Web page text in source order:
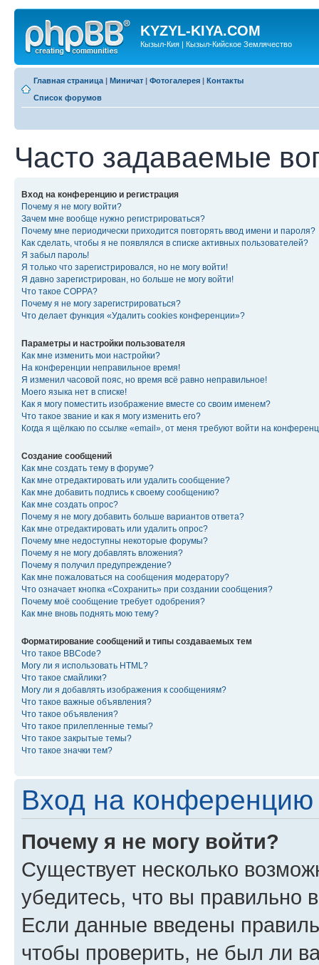
KYZYL-KIYA.COM
Кызыл-Кия | Кызыл-Кийское Землячество
Главная страница | Миничат | Фотогалерея | Контакты
Список форумов
Часто задаваемые
Вход на конференцию и регистрация
Почему я не могу войти?
Зачем мне вообще нужно регистрироваться?
Почему мне периодически приходится повторять ввод имени и пароля?
Как сделать, чтобы я не появлялся в списке активных пользователей?
Я забыл пароль!
Я только что зарегистрировался, но не могу войти!
Я давно зарегистрирован, но больше не могу войти!
Что такое COPPA?
Почему я не могу зарегистрироваться?
Что делает функция «Удалить cookies конференции»?
Параметры и настройки пользователя
Как мне изменить мои настройки?
На конференции неправильное время!
Я изменил часовой пояс, но время всё равно неправильное!
Моего языка нет в списке!
Как я могу поместить изображение вместе со своим именем?
Что такое звание и как я могу изменить его?
Когда я щёлкаю по ссылке «email», от меня требуют войти на
Создание сообщений
Как мне создать тему в форуме?
Как мне отредактировать или удалить сообщение?
Как мне добавить подпись к своему сообщению?
Как мне создать опрос?
Почему я не могу добавить больше вариантов ответа?
Как мне отредактировать или удалить опрос?
Почему мне недоступны некоторые форумы?
Почему я не могу добавлять вложения?
Почему я получил предупреждение?
Как мне пожаловаться на сообщения модератору?
Что означает кнопка «Сохранить» при создании сообщения?
Почему моё сообщение требует одобрения?
Как мне вновь поднять мою тему?
Форматирование сообщений и типы создаваемых тем
Что такое BBCode?
Могу ли я использовать HTML?
Что такое смайлики?
Могу ли я добавлять изображения к сообщениям?
Что такое важные объявления?
Что такое объявления?
Что такое прилепленные темы?
Что такое закрытые темы?
Что такое значки тем?
Вход на конференцию
Почему я не могу войти?
Существует несколько
убедитесь, что вы правильно
Если данные введены
чтобы проверить, не был ли